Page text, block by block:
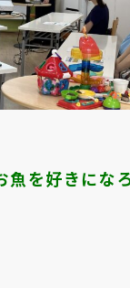
を好きにな